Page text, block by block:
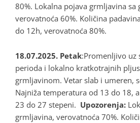
80%. Lokalna pojava grmljavina sa
verovatnoća 60%. Količina
do 12h, verovatnoća 80%.
18.07.2025. Petak:Promenljivo uz
perioda i lokalno kratkotrajnih
grmljavinom. Vetar slab i umeren,
Najniža temperatura od 13 do 18,
23 do 27 stepeni. Upozorenja:
grmljavina, verovatnoća 70%.